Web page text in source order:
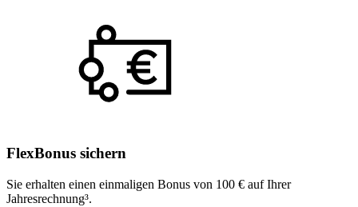
FlexBonus sichern
Sie erhalten einen einmaligen Bonus von 100 € auf Ihrer
Jahresrechnung³.